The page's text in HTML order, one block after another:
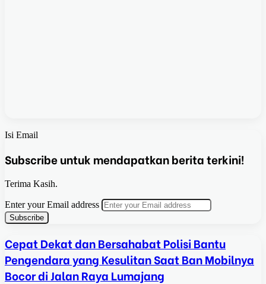
Isi Email
Subscribe untuk mendapatkan berita terkini!
Terima Kasih.
Enter your Email address
Cepat Dekat dan Bersahabat Polisi Bantu
Pengendara yang Kesulitan Saat Ban Mobilnya
Bocor di Jalan Raya Lumajang